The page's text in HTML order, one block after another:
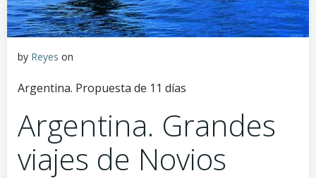
by Reyes on
Argentina. Propuesta de 11 días
Argentina. Grandes
viajes de Novios